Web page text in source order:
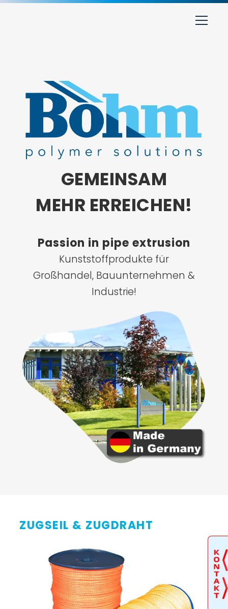
GEMEINSAM
MEHR ERREICHEN!
Passion in pipe extrusion
Kunststoffprodukte für
Großhandel, Bauunternehmen &
Industrie!
ZUGSEIL & ZUGDRAHT